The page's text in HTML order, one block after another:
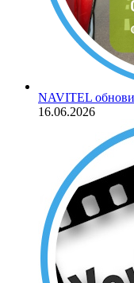
NAVITEL
16.06.2026